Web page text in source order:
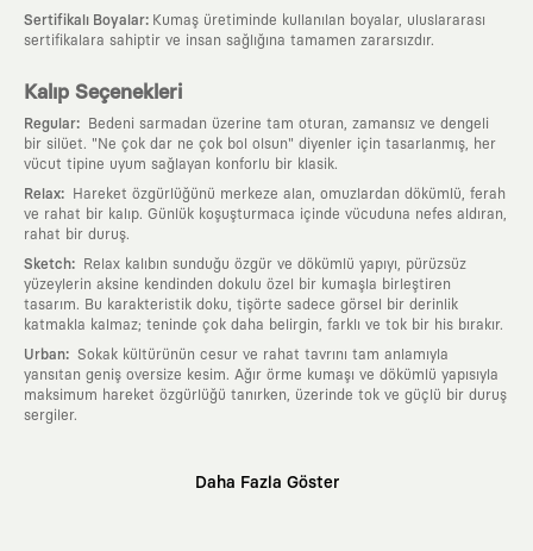
Sertifikalı Boyalar: Kumaş üretiminde kullanılan boyalar, uluslararası
sertifikalara sahiptir ve insan sağlığına tamamen zararsızdır.
Kalıp Seçenekleri
Regular:
Bedeni sarmadan üzerine tam oturan, zamansız ve dengeli
bir silüet. "Ne çok dar ne çok bol olsun" diyenler için tasarlanmış, her
vücut tipine uyum sağlayan konforlu bir klasik.
Relax:
Hareket özgürlüğünü merkeze alan, omuzlardan dökümlü, ferah
ve rahat bir kalıp. Günlük koşuşturmaca içinde vücuduna nefes aldıran,
rahat bir duruş.
Sketch:
Relax kalıbın sunduğu özgür ve dökümlü yapıyı, pürüzsüz
yüzeylerin aksine kendinden dokulu özel bir kumaşla birleştiren
tasarım. Bu karakteristik doku, tişörte sadece görsel bir derinlik
katmakla kalmaz; teninde çok daha belirgin, farklı ve tok bir his bırakır.
Urban: Sokak kültürünün cesur ve rahat tavrını tam anlamıyla
yansıtan geniş oversize kesim. Ağır örme kumaşı ve dökümlü yapısıyla
maksimum hareket özgürlüğü tanırken, üzerinde tok ve güçlü bir duruş
sergiler.
Daha Fazla Göster